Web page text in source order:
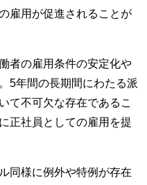
雇用が促進されることが
者の雇用条件の安定化や
5年間の長期間にわたる派
て不可欠な存在であるこ
正社員としての雇用を提
同様に例外や特例が存在